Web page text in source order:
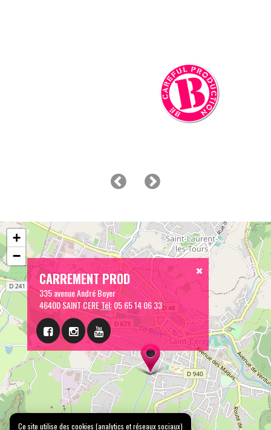
CARREMENT PROD
335 avenue André Boyer
46400 SAINT CERETél:05 65 14 06 33
+
−
Ce site utilise des cookies (analytics et réseaux sociaux)